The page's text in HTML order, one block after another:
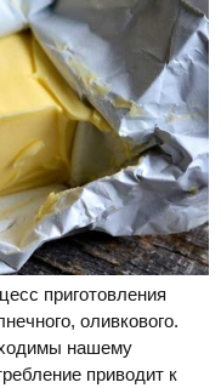
приготовления
оливкового.
нашему
приводит к